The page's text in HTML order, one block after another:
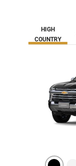
HIGH
COUNTRY